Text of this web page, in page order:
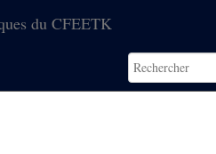
du CFEETK